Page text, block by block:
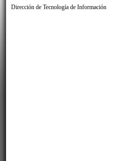
Dirección de Tecnología de Información